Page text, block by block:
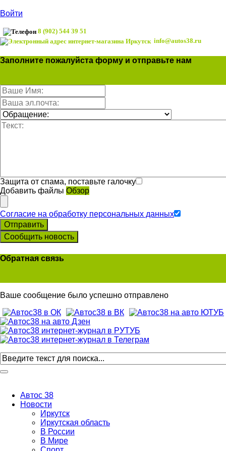
Войти
8 (902) 544 39 51
info@autos38.ru
Заполните пожалуйста форму и отправьте нам
Защита от спама, поставьте галочку
Добавить файлы Обзор
Согласие на обработку персональных данных
Отправить
Сообщить новость
Обратная связь
Ваше сообщение было успешно отправлено
Автос 38
Новости
Иркутск
Иркутская область
В России
В Мире